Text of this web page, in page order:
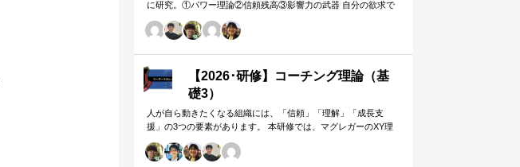
に研究。①パワー理論②信頼残高③影響力の武器 自分の欲求で
【2026･研修】コーチング理論（基
礎3）
人が自ら動きたくなる組織には、「信頼」「理解」「成長支
援」の3つの要素があります。 本研修では、マグレガーのXY理
「人はなぜ動くのか」「どうすれば自ら動くようになるのか」